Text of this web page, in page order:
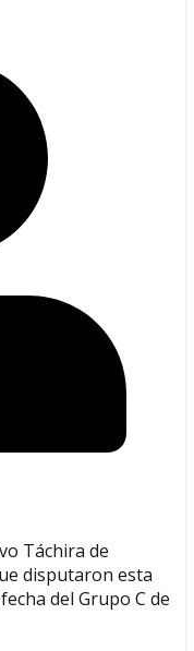
Táchira de
disputaron esta
del Grupo C de